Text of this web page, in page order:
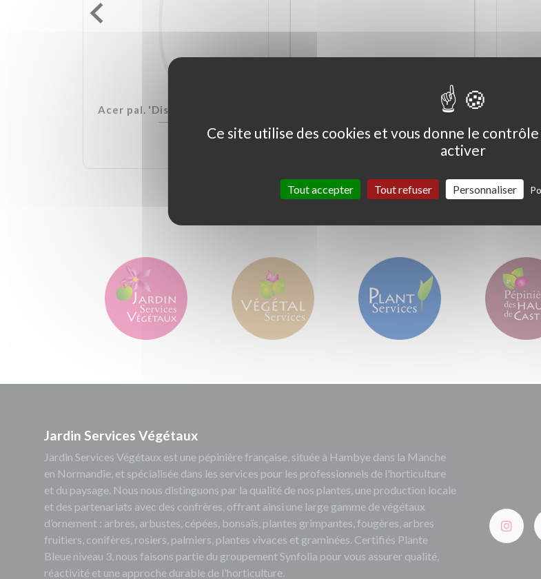
Acer pal. 'Dissectum Garnet' Ceanothus thyrs. 'Skylark'
Jardin Services Végétaux
Jardin Services Végétaux est une pépinière française, située à Hambye dans la Manche
en Normandie, et spécialisée dans les services pour les professionnels de l'horticulture
et du paysage. Nous nous distinguons par la qualité de nos plantes, une production locale
et des partenariats avec des confrères, offrant ainsi une large gamme de végétaux
d’ornement : arbres, arbustes, cépées, bonsaïs, plantes grimpantes, fougères, arbres
fruitiers, conifères, rosiers, palmiers, plantes vivaces et graminées. Certifiés Plante
Bleue niveau 3, nous faisons partie du groupement Synfolia pour vous assurer qualité,
réactivité et une approche durable de l'horticulture.
Ce site utilise des cookies et vous donne le
activer
Tout accepter Tout refuser Personnaliser